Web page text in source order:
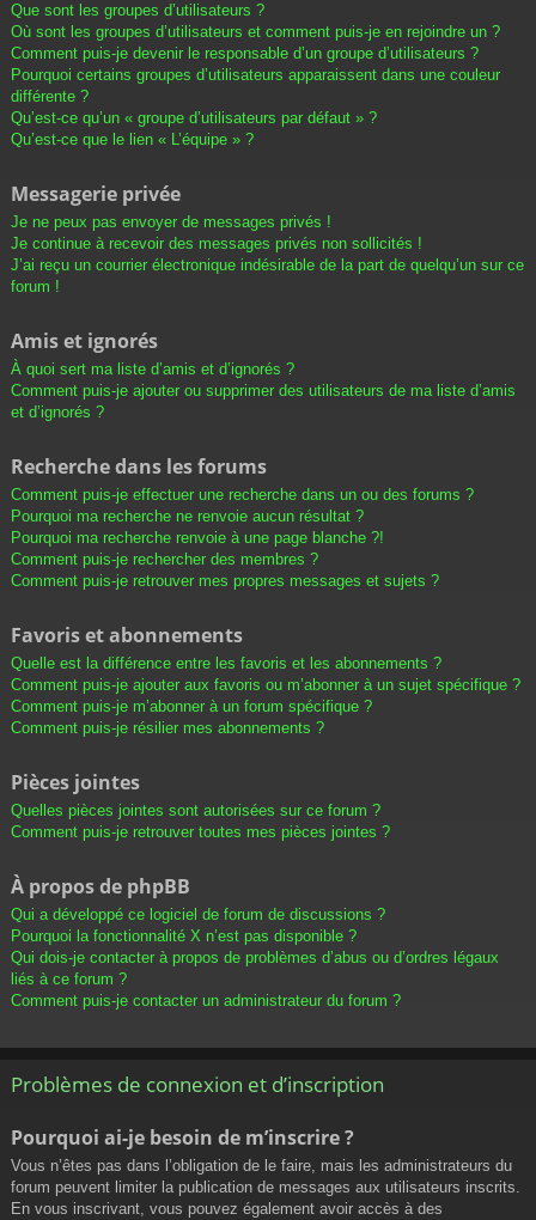
Que sont les groupes d’utilisateurs ?
Où sont les groupes d’utilisateurs et comment puis-je en rejoindre un ?
Comment puis-je devenir le responsable d’un groupe d’utilisateurs ?
Pourquoi certains groupes d’utilisateurs apparaissent dans une couleur
différente ?
Qu’est-ce qu’un « groupe d’utilisateurs par défaut » ?
Qu’est-ce que le lien « L’équipe » ?
Messagerie privée
Je ne peux pas envoyer de messages privés !
Je continue à recevoir des messages privés non sollicités !
J’ai reçu un courrier électronique indésirable de la part de quelqu’un sur ce
forum !
Amis et ignorés
À quoi sert ma liste d’amis et d’ignorés ?
Comment puis-je ajouter ou supprimer des utilisateurs de ma liste d’amis
et d’ignorés ?
Recherche dans les forums
Comment puis-je effectuer une recherche dans un ou des forums ?
Pourquoi ma recherche ne renvoie aucun résultat ?
Pourquoi ma recherche renvoie à une page blanche ?!
Comment puis-je rechercher des membres ?
Comment puis-je retrouver mes propres messages et sujets ?
Favoris et abonnements
Quelle est la différence entre les favoris et les abonnements ?
Comment puis-je ajouter aux favoris ou m’abonner à un sujet spécifique ?
Comment puis-je m’abonner à un forum spécifique ?
Comment puis-je résilier mes abonnements ?
Pièces jointes
Quelles pièces jointes sont autorisées sur ce forum ?
Comment puis-je retrouver toutes mes pièces jointes ?
À propos de phpBB
Qui a développé ce logiciel de forum de discussions ?
Pourquoi la fonctionnalité X n’est pas disponible ?
Qui dois-je contacter à propos de problèmes d’abus ou d’ordres légaux
liés à ce forum ?
Comment puis-je contacter un administrateur du forum ?
Problèmes de connexion et d’inscription
Pourquoi ai-je besoin de m’inscrire ?
Vous n’êtes pas dans l’obligation de le faire, mais les administrateurs du
forum peuvent limiter la publication de messages aux utilisateurs inscrits.
En vous inscrivant, vous pouvez également avoir accès à des